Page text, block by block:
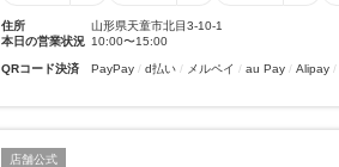
住所
山形県天童市北目3-10-1
本日の営業状況 10:00〜15:00
QRコード決済 PayPay d払い メルペイ au Pay Alipay
店舗公式